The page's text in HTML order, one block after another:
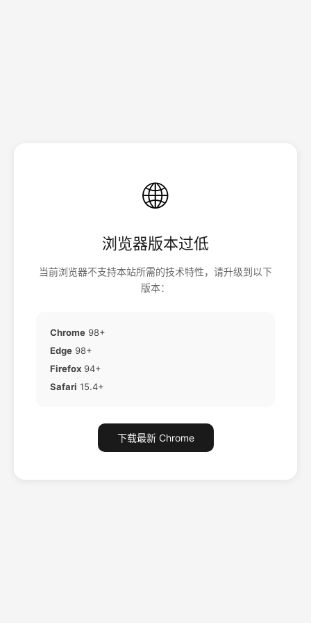
🌐
浏览器版本过低
当前浏览器不支持本站所需的技术特性，请升级到以下
版本：
Chrome 98+
Edge 98+
Firefox 94+
Safari 15.4+
下载最新 Chrome